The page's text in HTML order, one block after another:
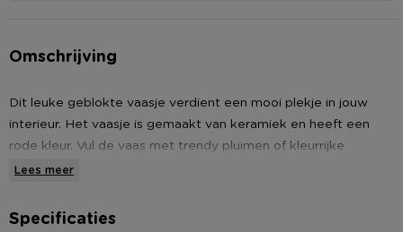
Omschrijving
Dit leuke geblokte vaasje verdient een mooi plekje in jouw
interieur. Het vaasje is gemaakt van keramiek en heeft een
rode kleur. Vul de vaas met trendy pluimen of kleurrijke
(kunst)bloemen. Het vaasje is verkrijgbaar in verschullende
14 cm.
Lees meer
Specificaties